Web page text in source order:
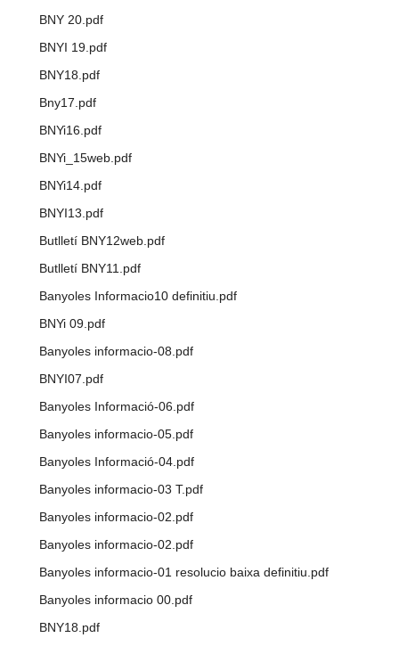
BNY 20.pdf
BNYI 19.pdf
BNY18.pdf
Bny17.pdf
BNYi16.pdf
BNYi_15web.pdf
BNYi14.pdf
BNYI13.pdf
Butlletí BNY12web.pdf
Butlletí BNY11.pdf
Banyoles Informacio10 definitiu.pdf
BNYi 09.pdf
Banyoles informacio-08.pdf
BNYI07.pdf
Banyoles Informació-06.pdf
Banyoles informacio-05.pdf
Banyoles Informació-04.pdf
Banyoles informacio-03 T.pdf
Banyoles informacio-02.pdf
Banyoles informacio-02.pdf
Banyoles informacio-01 resolucio baixa definitiu.pdf
Banyoles informacio 00.pdf
BNY18.pdf